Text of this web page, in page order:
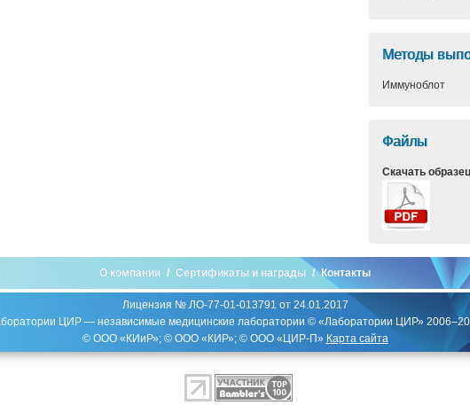
Методы
Иммуноблот
Файлы
Скачать
О компании Сертификаты и награды Контакты
Лицензия № ЛО-77-01-013791 от 24.01.2017
ЦИР — независимые медицинские лаборатории © «Лаборатории ЦИР»
© ООО «КИиР»; © ООО «КИР»; © ООО «ЦИР-П» Карта сайта